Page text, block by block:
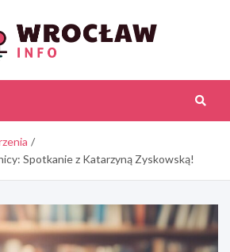
Spotkanie z Katarzyną Zyskowską!